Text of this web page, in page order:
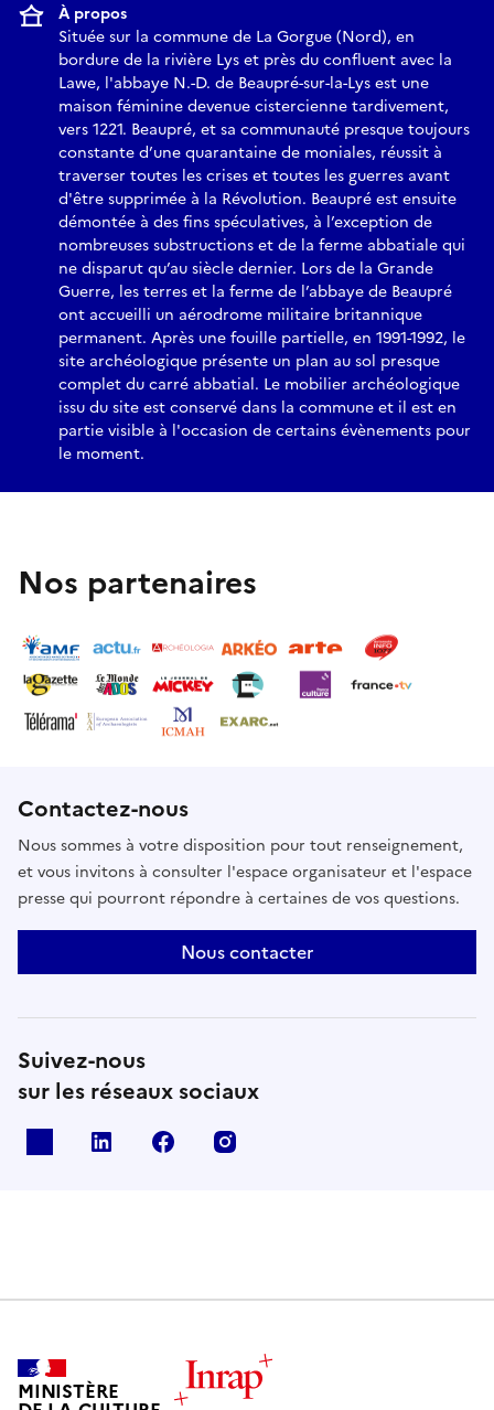
À propos
Située sur la commune de La Gorgue (Nord), en
bordure de la rivière Lys et près du confluent avec la
Lawe, l'abbaye N.-D. de Beaupré-sur-la-Lys est une
maison féminine devenue cistercienne tardivement,
vers 1221. Beaupré, et sa communauté presque toujours
constante d’une quarantaine de moniales, réussit à
traverser toutes les crises et toutes les guerres avant
d'être supprimée à la Révolution. Beaupré est ensuite
démontée à des fins spéculatives, à l’exception de
nombreuses substructions et de la ferme abbatiale qui
ne disparut qu’au siècle dernier. Lors de la Grande
Guerre, les terres et la ferme de l’abbaye de Beaupré
ont accueilli un aérodrome militaire britannique
permanent. Après une fouille partielle, en 1991-1992, le
site archéologique présente un plan au sol presque
complet du carré abbatial. Le mobilier archéologique
issu du site est conservé dans la commune et il est en
partie visible à l'occasion de certains évènements pour
le moment.
Nos partenaires
Contactez-nous
Nous sommes à votre disposition pour tout renseignement,
et vous invitons à consulter l'espace organisateur et l'espace
presse qui pourront répondre à certaines de vos questions.
Nous contacter
Suivez-nous
sur les réseaux sociaux
Linkedin Facebook
MINISTÈRE